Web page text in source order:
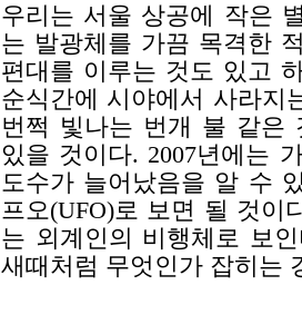
우리는 서울 상공에 작은
는 발광체를 가끔 목격한
편대를 이루는 것도 있고
순식간에 시야에서 사라지
번쩍 빛나는 번개 불 같은
있을 것이다. 2007년에는
도수가 늘어났음을 알 수
프오(UFO)로 보면 될 것이
는 외계인의 비행체로 보
새때처럼 무엇인가 잡히는